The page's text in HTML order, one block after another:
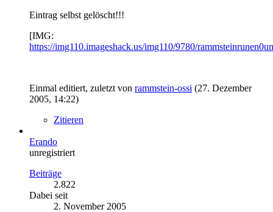
Eintrag selbst gelöscht!!!
[IMG:
https://img110.imageshack.us/img110/9780/
Einmal editiert, zuletzt von rammstein-ossi (27. Dezember
2005, 14:22)
Zitieren
Erando
unregistriert
Beiträge
2.822
Dabei seit
2. November 2005